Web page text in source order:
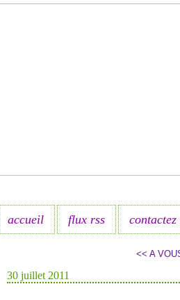
accueil flux rss
<< A
30 juillet 2011